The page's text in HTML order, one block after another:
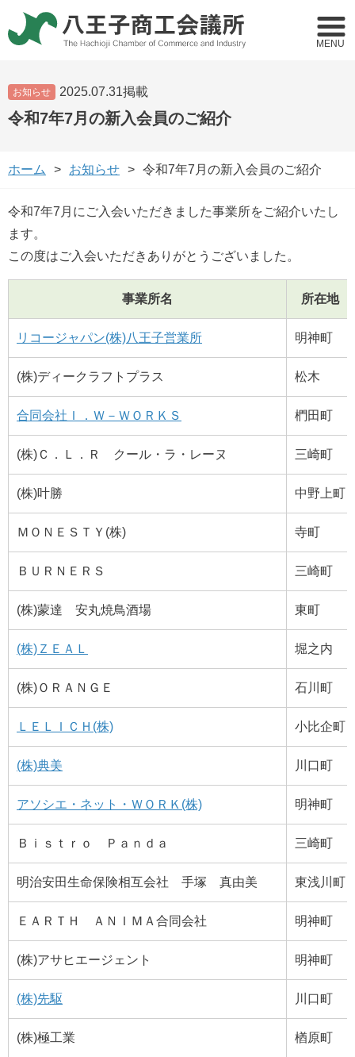
MENU
お知らせ 2025.07.31掲載
令和7年7月の新入会員のご紹介
ホーム お知らせ 令和7年7月の新入会員のご紹介
令和7年7月にご入会いただきました事業所をご紹介いたし
ます。
この度はご入会いただきありがとうございました。
事業所名 所在地
リコージャパン(株)八王子営業所 明神町
(株)ディークラフトプラス 松木
合同会社Ｉ．Ｗ－ＷＯＲＫＳ 椚田町
(株)Ｃ．Ｌ．Ｒ クール・ラ・レーヌ 三崎町
(株)叶勝 中野上町
ＭＯＮＥＳＴＹ(株) 寺町
ＢＵＲＮＥＲＳ 三崎町
(株)蒙達 安丸焼鳥酒場 東町
(株)ＺＥＡＬ 堀之内
(株)ＯＲＡＮＧＥ 石川町
ＬＥＬＩＣＨ(株) 小比企町
(株)典美 川口町
アソシエ・ネット・ＷＯＲＫ(株) 明神町
Ｂｉｓｔｒｏ Ｐａｎｄａ 三崎町
明治安田生命保険相互会社 手塚 真由美 東浅川町
ＥＡＲＴＨ ＡＮＩＭＡ合同会社 明神町
(株)アサヒエージェント 明神町
(株)先駆 川口町
(株)極工業 楢原町